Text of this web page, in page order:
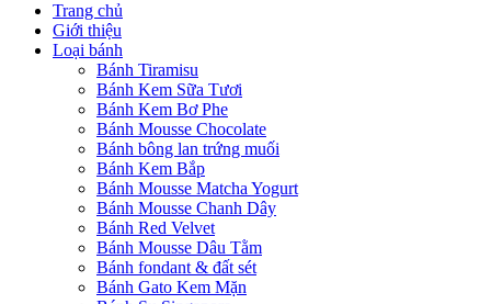
Trang chủ
Giới thiệu
Loại bánh
Bánh Tiramisu
Bánh Kem Sữa Tươi
Bánh Kem Bơ Phe
Bánh Mousse Chocolate
Bánh bông lan trứng muối
Bánh Kem Bắp
Bánh Mousse Matcha Yogurt
Bánh Mousse Chanh Dây
Bánh Red Velvet
Bánh Mousse Dâu Tằm
Bánh fondant & đất sét
Bánh Gato Kem Mặn